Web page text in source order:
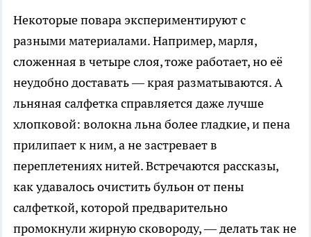
Некоторые повара экспериментируют с
разными материалами. Например, марля,
сложенная в четыре слоя, тоже работает, но её
неудобно доставать — края разматываются. А
льняная салфетка справляется даже лучше
хлопковой: волокна льна более гладкие, и пена
прилипает к ним, а не застревает в
переплетениях нитей. Встречаются рассказы,
как удавалось очистить бульон от пены
салфеткой, которой предварительно
промокнули жирную сковороду, — делать так не